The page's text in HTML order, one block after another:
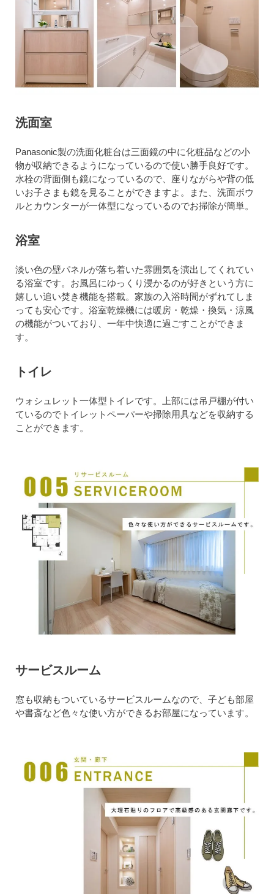
洗面室
Panasonic製の洗面化粧台は三面鏡の中に化粧品などの小
物が収納できるようになっているので使い勝手良好です。
水栓の背面側も鏡になっているので、座りながらや背の低
いお子さまも鏡を見ることができますよ。また、洗面ボウ
ルとカウンターが一体型になっているのでお掃除が簡単。
浴室
淡い色の壁パネルが落ち着いた雰囲気を演出してくれてい
る浴室です。お風呂にゆっくり浸かるのが好きという方に
嬉しい追い焚き機能を搭載。家族の入浴時間がずれてしま
っても安心です。浴室乾燥機には暖房・乾燥・換気・涼風
の機能がついており、一年中快適に過ごすことができま
す。
トイレ
ウォシュレット一体型トイレです。上部には吊戸棚が付い
ているのでトイレットペーパーや掃除用具などを収納する
ことができます。
サービスルーム
窓も収納もついているサービスルームなので、子ども部屋
や書斎など色々な使い方ができるお部屋になっています。